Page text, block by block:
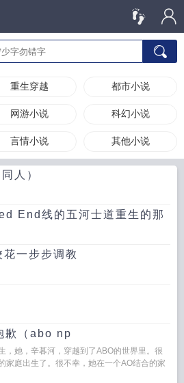
重生穿越 都市小说
网游小说 科幻小说
言情小说 其他小说
人）
End线的五河士道重生的那
一步步调教
歉（abo np
，她，辛暮河，穿越到了ABO的世界里。很
家庭出生了。很不幸，她在一个AO结合的家